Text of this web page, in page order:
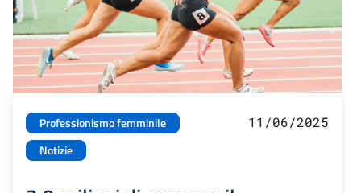
Professionismo femminile
Notizie
11/06/2025